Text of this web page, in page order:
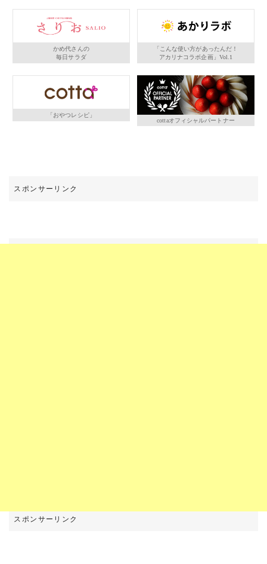
かめ代さんの
毎日サラダ
「こんな使い方があったんだ！
アカリナコラボ企画」Vol.1
「おやつレシピ」
cottaオフィシャルパートナー